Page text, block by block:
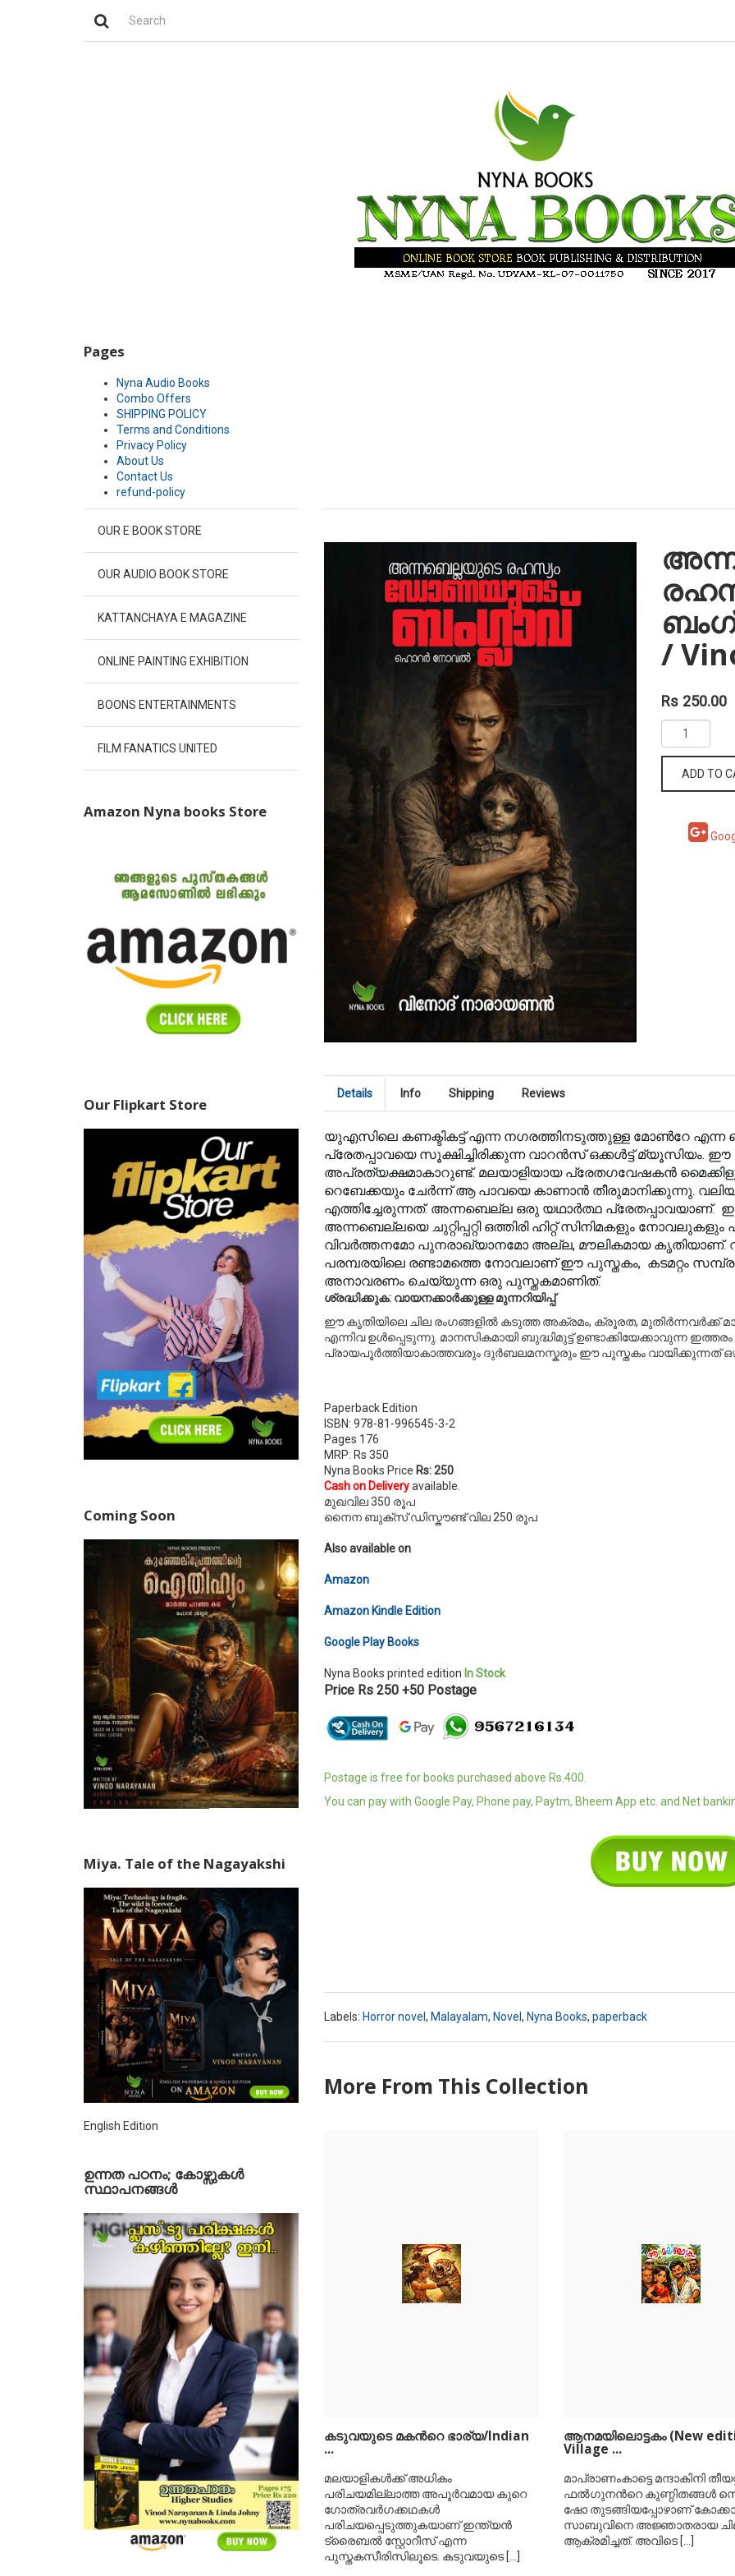
Pages
Nyna Audio Books
Combo Offers
SHIPPING POLICY
Terms and Conditions
Privacy Policy
About Us
Contact Us
refund-policy
OUR E BOOK STORE
OUR AUDIO BOOK STORE
KATTANCHAYA E MAGAZINE
ONLINE PAINTING EXHIBITION
BOONS ENTERTAINMENTS
FILM FANATICS UNITED
/
Rs 250.00
ADD TO
Details Info Shipping Reviews
യുഎസിലെ കണക്ടികട്ട് എന്ന നഗരത്തിനടുത്തുള്ള മോണ്‍റേ
പ്രേതപ്പാവയെ സൂക്ഷിച്ചിരിക്കുന്ന വാറന്‍സ് ഒക്കള്‍ട്ട്
അപ്രത്യക്ഷമാകാറുണ്ട്. മലയാളിയായ പ്രേതഗവേഷകന്‍
റെബേക്കയും ചേര്‍ന്ന് ആ പാവയെ കാണാന്‍ തീരുമാനിക്കുന്നു.
എത്തിച്ചേരുന്നത്. അന്നബെല്ല ഒരു യഥാര്‍ത്ഥ പ്രേതപ്പാവയാണ്.
അന്നബെല്ലയെ ചുറ്റിപ്പറ്റി ഒത്തിരി ഹിറ്റ് സിനിമകളും
വിവര്‍ത്തനമോ പുനരാഖ്യാനമോ അല്ല, മൗലികമായ
പരമ്പരയിലെ രണ്ടാമത്തെ നോവലാണ് ഈ പുസ്തകം, കടമറ്റം
അനാവരണം ചെയ്യുന്ന ഒരു പുസ്തകമാണിത്.
ശ്രദ്ധിക്കുക: വായനക്കാർക്കുള്ള മുന്നറിയിപ്പ്
ഈ കൃതിയിലെ ചില രംഗങ്ങളിൽ കടുത്ത അക്രമം, ക്രൂരത,
എന്നിവ ഉൾപ്പെടുന്നു. മാനസികമായി ബുദ്ധിമുട്ട് ഉണ്ടാക്കിയേക്കാവുന്ന
പ്രായപൂർത്തിയാകാത്തവരും ദുർബലമനസ്കരും ഈ പുസ്തകം വായിക്കുന്നത്
Paperback Edition
ISBN: 978-81-996545-3-2
Pages 176
MRP: Rs 350
Nyna Books Price Rs: 250
Cash on Delivery available.
മുഖവില 350 രൂപ
നൈന ബുക്സ് ഡിസ്കൗണ്ട് വില 250 രൂപ
Also available on
Amazon
Amazon Kindle Edition
Google Play Books
Nyna Books printed edition In Stock
Price Rs 250 +50 Postage
Postage is free for books purchased above Rs.400.
You can pay with Google Pay, Phone pay, Paytm, Bheem App etc. and Net
Labels: Horror novel , Malayalam, Novel , Nyna Books, paperback
More From This Collection
കടുവയുടെ മകന്‍റെ ഭാര്യ/Indian
...
മലയാളികള്‍ക്ക് അധികം
പരിചയമില്ലാത്ത അപൂര്‍വമായ കുറെ
ഗോത്രവര്‍ഗക്കഥകള്‍
പരിചയപ്പെടുത്തുകയാണ് ഇന്ത്യന്‍
ട്രൈബല്‍ സ്റ്റോറീസ് എന്ന
പുസ്തകസീരിസിലൂടെ. കടുവയുടെ [...]
ആനമയിലൊട്ടകം (New
Village ...
മാപ്രാണംകാട്ടെ മന്ദാകിനി
ഫല്‍ഗുനന്‍റെ കുണ്ഠിതങ്ങള്‍
ഷോ തുടങ്ങിയപ്പോഴാണ്
സാബുവിനെ അജ്ഞാതരായ
ആക്രമിച്ചത്. അവിടെ [...]
Amazon Nyna books Store
Our Flipkart Store
Coming Soon
Miya. Tale of the Nagayakshi
English Edition
ഉന്നത പഠനം; കോഴ്സുകള്‍
സ്ഥാപനങ്ങള്‍